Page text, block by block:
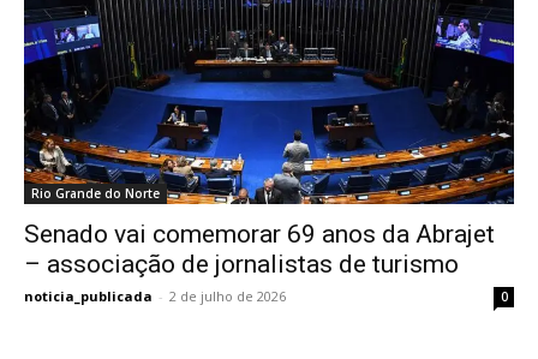
Rio Grande do Norte
Senado vai comemorar 69 anos da Abrajet
– associação de jornalistas de turismo
noticia_publicada - 2 de julho de 2026 0